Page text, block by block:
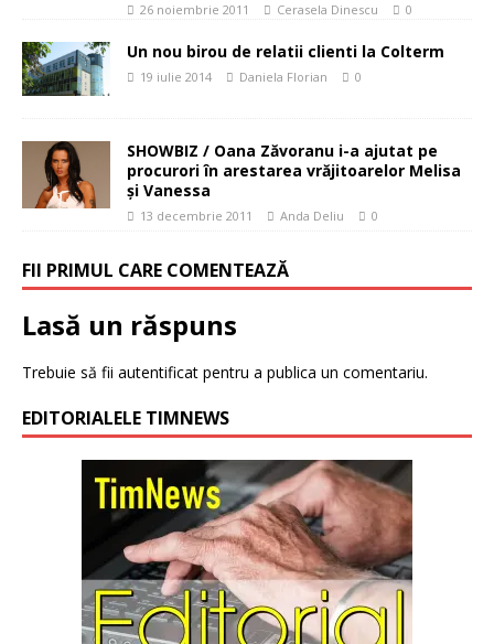
26 noiembrie 2011 Cerasela Dinescu 0
Un nou birou de relatii clienti la Colterm
19 iulie 2014 Daniela Florian 0
SHOWBIZ / Oana Zăvoranu i-a ajutat pe
procurori în arestarea vrăjitoarelor Melisa
şi Vanessa
13 decembrie 2011 Anda Deliu 0
FII PRIMUL CARE COMENTEAZĂ
Lasă un răspuns
Trebuie să fii autentificat pentru a publica un comentariu.
EDITORIALELE TIMNEWS